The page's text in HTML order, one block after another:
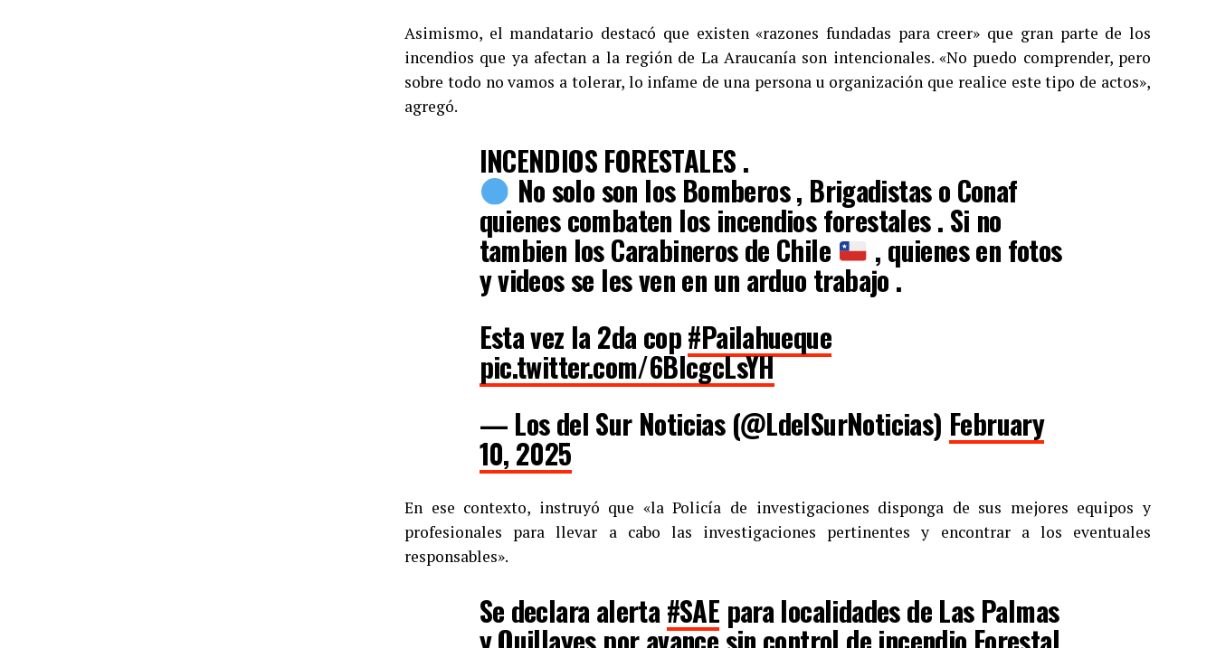
Asimismo, el mandatario destacó que existen «razones fundadas para creer» que gran parte de los
incendios que ya afectan a la región de La Araucanía son intencionales. «No puedo comprender, pero
sobre todo no vamos a tolerar, lo infame de una persona u organización que realice este tipo de actos»,
agregó.
INCENDIOS FORESTALES .
No solo son los Bomberos , Brigadistas o Conaf
quienes combaten los incendios forestales . Si no
tambien los Carabineros de Chile , quienes en fotos
y videos se les ven en un arduo trabajo .
Esta vez la 2da cop#Pailahueque
pic.twitter.com/6BlcgcLsYH
— Los del Sur Noticias (@LdelSurNoticias) February
10, 2025
En ese contexto, instruyó que «la Policía de investigaciones disponga de sus mejores equipos y
profesionales para llevar a cabo las investigaciones pertinentes y encontrar a los eventuales
responsables».
Se declara alerta #SAE para localidades de Las Palmas